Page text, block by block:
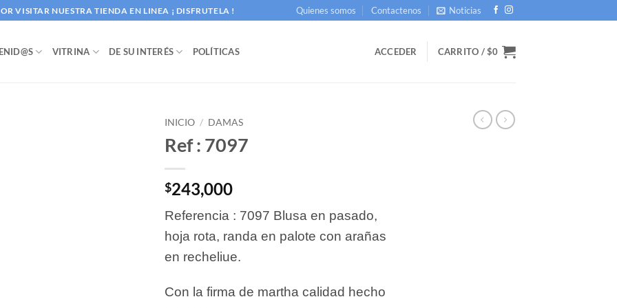
VISITAR NUESTRA TIENDA EN LINEA ¡ DISFRUTELA ! Quienes somos Contactenos Noticias
VITRINA DE SU INTERÉS POLÍTICAS ACCEDER CARRITO /$0
INICIO / DAMAS
Ref : 7097
$243,000
Referencia : 7097 Blusa en pasado,
hoja rota, randa en palote con arañas
en recheliue.
Con la firma de martha calidad hecho